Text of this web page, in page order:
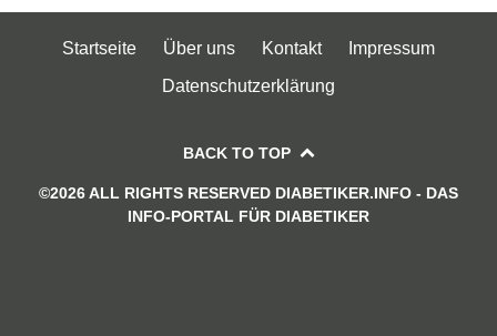
Startseite Über uns Kontakt
Impressum
Datenschutzerklärung
BACK TO TOP
©2026 ALL RIGHTS RESERVED DIABETIKER.INFO - DAS
INFO-PORTAL FÜR DIABETIKER